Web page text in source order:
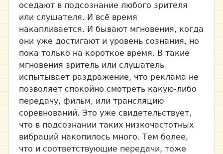
оседают в подсознание любого зрителя
или слушателя. И всё время
накапливается. И бывают мгновения, когда
они уже достигают и уровень сознания, но
пока только на короткое время. В такие
мгновения зритель или слушатель
испытывает раздражение, что реклама не
позволяет спокойно смотреть какую-либо
передачу, фильм, или трансляцию
соревнований. Это уже свидетельствует,
что в подсознании таких низкочастотных
вибраций накопилось много. Тем более,
что и соответствующие передачи, тоже